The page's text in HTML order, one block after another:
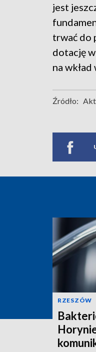
jest
trwać do
dotację
na
Źródło:
RZESZÓW